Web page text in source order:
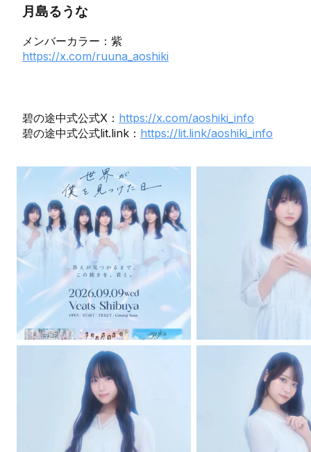
月島るうな
メンバーカラー：紫
https://x.com/ruuna_aoshiki
碧の途中式公式X： https://x.com/aoshiki_info
碧の途中式公式lit.link： https://lit.link/aoshiki_info